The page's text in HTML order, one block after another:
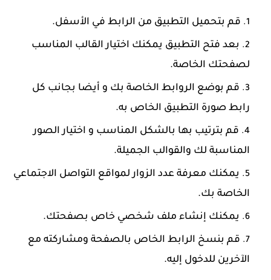
‏قم بتحميل التطبيق من الرابط في الأسفل.
‏بعد فتح التطبيق يمكنك اختيار القالب المناسب
لصفحتك الخاصة.
‏قم بوضع الروابط الخاصة بك و أيضا بجانب كل
رابط صورة التطبيق الخاص به.
‏قم بترتيب بها بالشكل المناسب و اختيار الصور
المناسبة لك والقوالب الجميلة.
‏يمكنك معرفة عدد الزوار لمواقع التواصل الاجتماعي
الخاصة بك.
‏يمكنك إنشاء ملف شخصي خاص بصفحتك.
‏قم بنسخ الرابط الخاص بالصفحة ومشاركته مع
الآخرين للدخول إليه.